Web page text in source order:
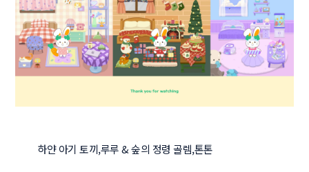
하얀 아기 토끼,루루 & 숲의 정령 골렘,톤톤